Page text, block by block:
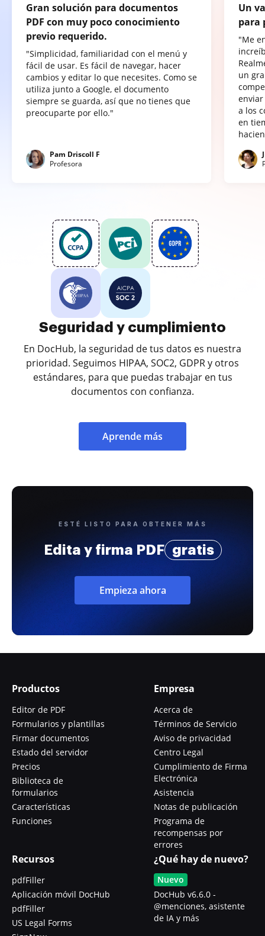
Gran solución para documentos
PDF con muy poco conocimiento
previo requerido.
"Simplicidad, familiaridad con el menú y
fácil de usar. Es fácil de navegar, hacer
cambios y editar lo que necesites. Como se
utiliza junto a Google, el documento
siempre se guarda, así que no tienes que
preocuparte por ello."
Pam Driscoll F
Profesora
Un
para
"Me
un
a los
en
Seguridad y cumplimiento
En DocHub, la seguridad de tus datos es nuestra
prioridad. Seguimos HIPAA, SOC2, GDPR y otros
estándares, para que puedas trabajar en tus
documentos con confianza.
Aprende más
ESTÉ LISTO PARA OBTENER MÁS
Edita y firma PDF gratis
Empieza ahora
Productos
Editor de PDF
Formularios y plantillas
Firmar documentos
Estado del servidor
Precios
Biblioteca de
formularios
Características
Funciones
Empresa
Acerca de
Términos de Servicio
Aviso de privacidad
Centro Legal
Cumplimiento de Firma
Electrónica
Asistencia
Notas de publicación
Programa de
recompensas por
errores
Recursos
pdfFiller
Aplicación móvil DocHub
pdfFiller
US Legal Forms
¿Qué hay de nuevo?
Nuevo
DocHub v6.6.0 -
@menciones, asistente
de IA y más